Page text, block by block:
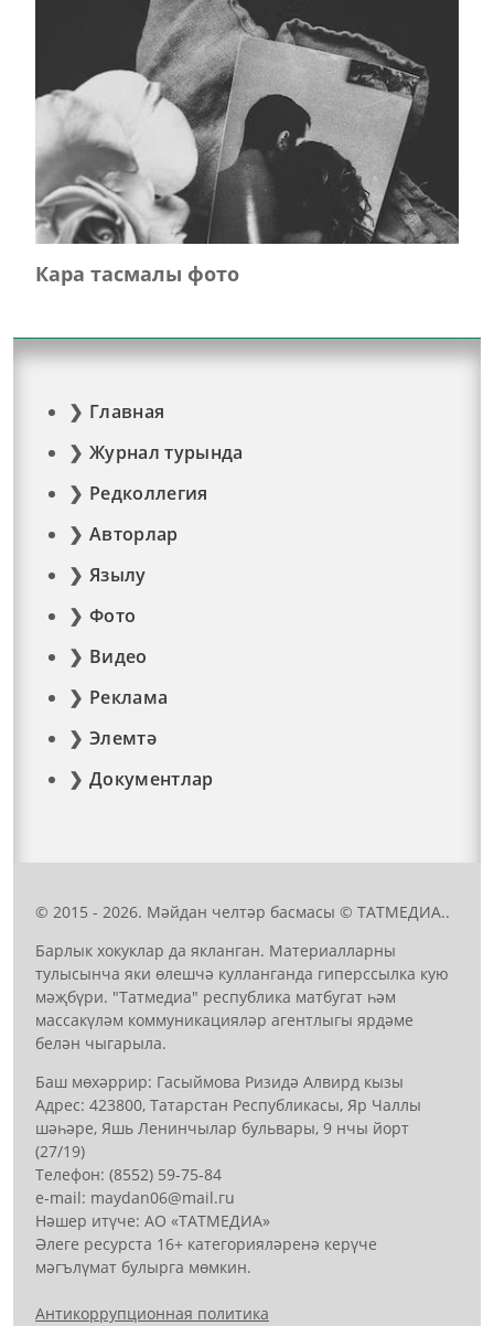
Кара тасмалы фото
Главная
Журнал турында
Редколлегия
Авторлар
Язылу
Фото
Видео
Реклама
Элемтә
Документлар
© 2015 - 2026. Мәйдан челтәр басмасы © ТАТМЕДИА..
Барлык хокуклар да якланган. Материалларны
тулысынча яки өлешчә кулланганда гиперссылка кую
мәҗбүри. "Татмедиа" республика матбугат һәм
массакүләм коммуникацияләр агентлыгы ярдәме
белән чыгарыла.
Баш мөхәррир: Гасыймова Ризидә Алвирд кызы
Адрес: 423800, Татарстан Республикасы, Яр Чаллы
шәһәре, Яшь Ленинчылар бульвары, 9 нчы йорт
(27/19)
Телефон: (8552) 59-75-84
е-mail: mауdаn06@mail.гu
Нәшер итүче: АО «ТАТМЕДИА»
Әлеге ресурста 16+ категорияләренә керүче
мәгълүмат булырга мөмкин.
Антикоррупционная политика